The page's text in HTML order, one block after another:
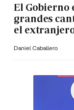
El Gobierno
grandes
el
Daniel Caballero